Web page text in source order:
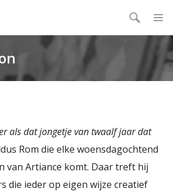
als dat jongetje van twaalf jaar dat
Rom die elke woensdagochtend
van Artiance komt. Daar treft hij
die ieder op eigen wijze creatief